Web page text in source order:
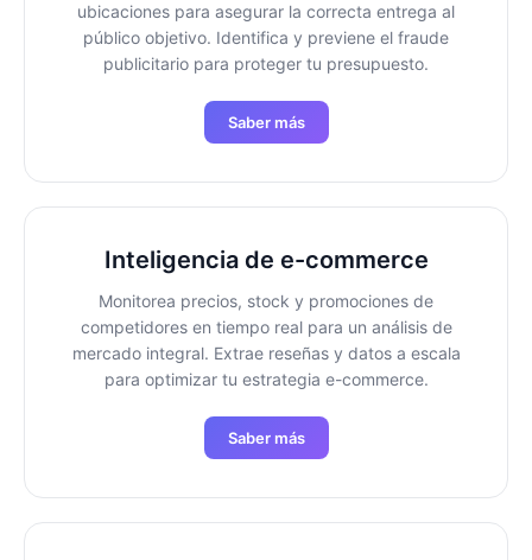
ubicaciones para asegurar la correcta entrega al
público objetivo. Identifica y previene el fraude
publicitario para proteger tu presupuesto.
Saber más
Inteligencia de e-commerce
Monitorea precios, stock y promociones de
competidores en tiempo real para un análisis de
mercado integral. Extrae reseñas y datos a escala
para optimizar tu estrategia e-commerce.
Saber más